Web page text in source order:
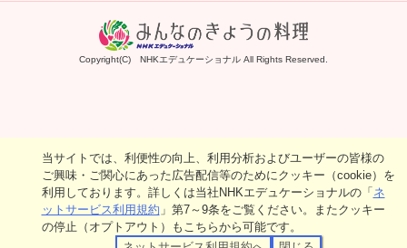
Copyright(C) NHKエデュケーショナル All Rights Reserved.
当サイトでは、利便性の向上、利用分析およびユーザーの皆様の
ご興味・ご関心にあった広告配信等のためにクッキー（cookie）を
利用しております。詳しくは当社NHKエデュケーショナルの「ネ
ットサービス利用規約 」第7～9条をご覧ください。またクッキー
の停止（オプトアウト）もこちらから可能です。